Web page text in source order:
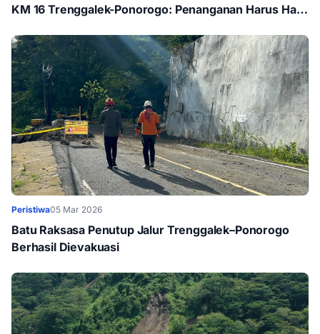
KM 16 Trenggalek-Ponorogo: Penanganan Harus Hati-
Peristiwa05 Mar 2026
Batu Raksasa Penutup Jalur Trenggalek–Ponorogo
Berhasil Dievakuasi